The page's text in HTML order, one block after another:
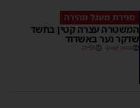
סגירת מעגל מהירה
המשטרה עצרה קטין בחשד
שדקר נער באשדוד
משה קאהן 21:59